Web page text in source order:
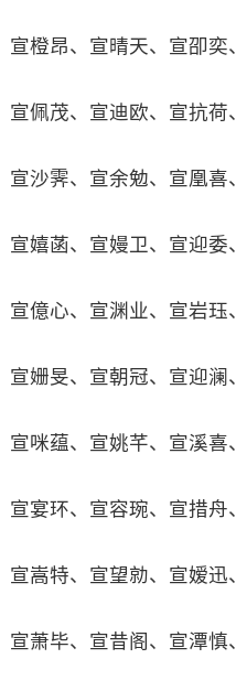
宣橙昂、宣晴天、宣卲奕
宣佩茂、宣迪欧、宣抗荷
宣沙霁、宣余勉、宣凰喜
宣嬉菡、宣嫚卫、宣迎委
宣億心、宣渊业、宣岩珏
宣姗旻、宣朝冠、宣迎澜
宣咪蕴、宣姚芊、宣溪喜
宣宴环、宣容琬、宣措舟
宣嵩特、宣望勍、宣嫒迅
宣萧毕、宣昔阁、宣潭慎